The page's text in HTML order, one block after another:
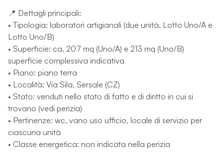
📍 Dettagli principali:
• Tipologia: laboratori artigianali (due unità, Lotto Uno/A e
Lotto Uno/B)
• Superficie: ca. 207 mq (Uno/A) e 213 mq (Uno/B)
superficie complessiva indicativa
• Piano: piano terra
• Località: Via Sila, Sersale (CZ)
• Stato: venduti nello stato di fatto e di diritto in cui si
trovano (vedi perizia)
• Pertinenze: wc, vano uso ufficio, locale di servizio per
ciascuna unità
• Classe energetica: non indicata nella perizia